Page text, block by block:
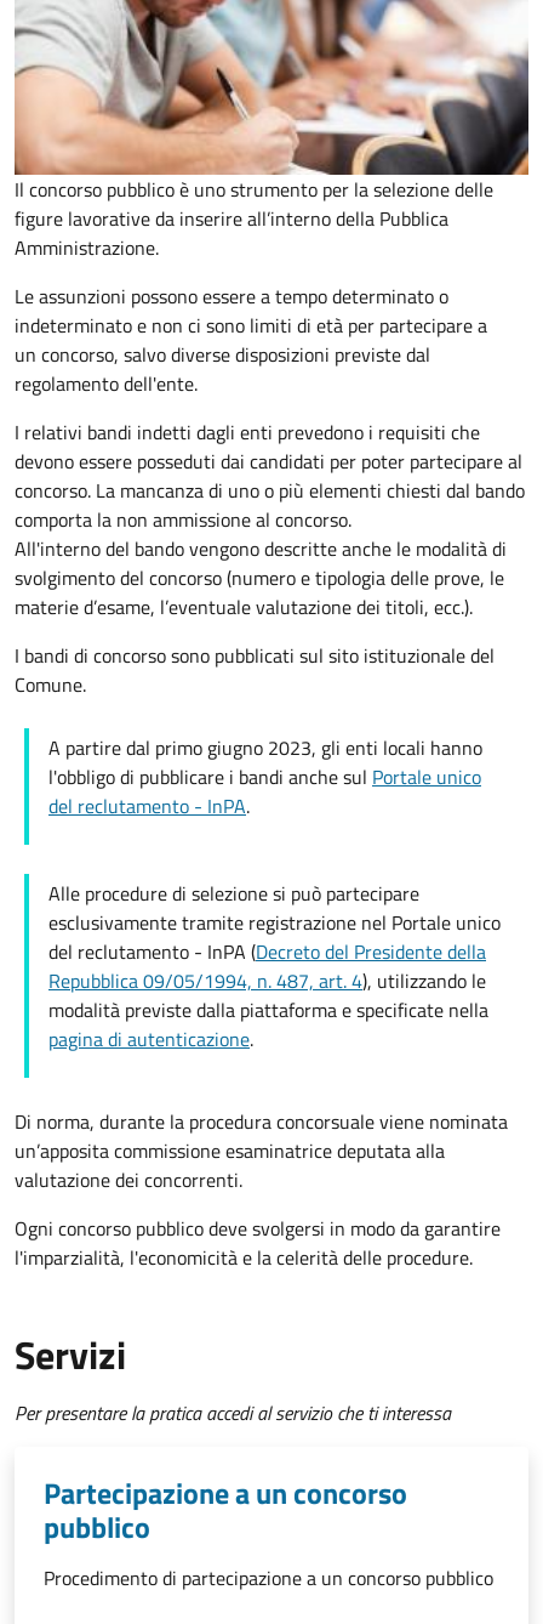
Il concorso pubblico è uno strumento per la selezione delle
figure lavorative da inserire all’interno della Pubblica
Amministrazione.
Le assunzioni possono essere a tempo determinato o
indeterminato e non ci sono limiti di età per partecipare a
un concorso, salvo diverse disposizioni previste dal
regolamento dell'ente.
I relativi bandi indetti dagli enti prevedono i requisiti che
devono essere posseduti dai candidati per poter partecipare al
concorso. La mancanza di uno o più elementi chiesti dal bando
comporta la non ammissione al concorso.
All'interno del bando vengono descritte anche le modalità di
svolgimento del concorso (numero e tipologia delle prove, le
materie d’esame, l’eventuale valutazione dei titoli, ecc.).
I bandi di concorso sono pubblicati sul sito istituzionale del
Comune.
A partire dal primo giugno 2023, gli enti locali hanno
l'obbligo di pubblicare i bandi anche sul Portale unico
del reclutamento - InPA.
Alle procedure di selezione si può partecipare
esclusivamente tramite registrazione nel Portale unico
del reclutamento - InPA (Decreto del Presidente della
Repubblica 09/05/1994, n. 487, art. 4), utilizzando le
modalità previste dalla piattaforma e specificate nella
pagina di autenticazione.
Di norma, durante la procedura concorsuale viene nominata
un’apposita commissione esaminatrice deputata alla
valutazione dei concorrenti.
Ogni concorso pubblico deve svolgersi in modo da garantire
l'imparzialità, l'economicità e la celerità delle procedure.
Servizi
Per presentare la pratica accedi al servizio che ti interessa
Partecipazione a un concorso
pubblico
Procedimento di partecipazione a un concorso pubblico